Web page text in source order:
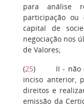
para análise
participação
capital de
negociação nos
de Valores;
(25) II - não
inciso anterior,
direitos e
emissão da